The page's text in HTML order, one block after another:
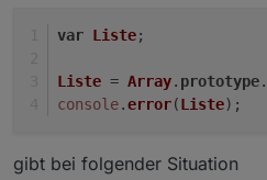
var Liste;
Liste = Array. prototype.
console.error(Liste);
gibt bei folgender Situation